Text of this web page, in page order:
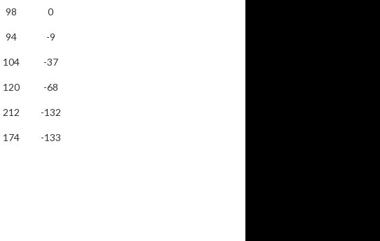
98 0
94 -9
104 -37
120 -68
212 -132
174 -133